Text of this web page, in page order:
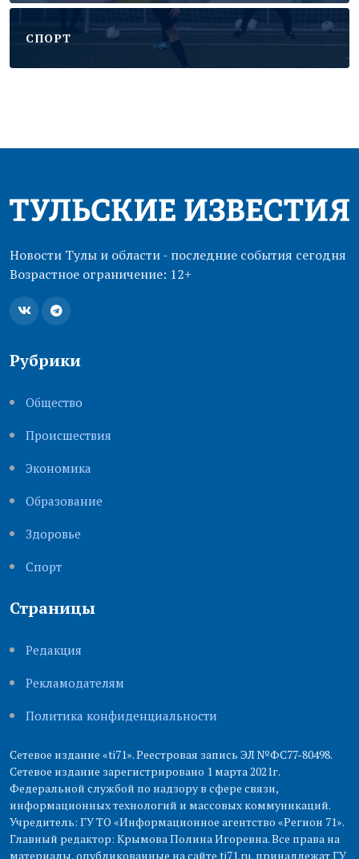
CПОРТ
Новости Тулы и области - последние события сегодня
Возрастное ограничение: 12+
Рубрики
Общество
Происшествия
Экономика
Образование
Здоровье
Cпорт
Страницы
Редакция
Рекламодателям
Политика конфиденциальности
Сетевое издание «ti71». Реестровая запись ЭЛ №ФС77-80498.
Сетевое издание зарегистрировано 1 марта 2021г.
Федеральной службой по надзору в сфере связи,
информационных технологий и массовых коммуникаций.
Учредитель: ГУ ТО «Информационное агентство «Регион 71».
Главный редактор: Крымова Полина Игоревна. Все права на
материалы, опубликованные на сайте ti71.ru, принадлежат ГУ